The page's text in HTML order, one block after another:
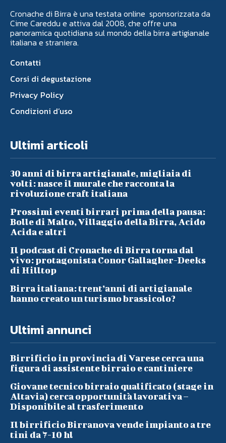
Cronache di Birra è una testata online sponsorizzata da
Cime Careddu e attiva dal 2008, che offre una
panoramica quotidiana sul mondo della birra artigianale
italiana e straniera.
Contatti
Corsi di degustazione
Privacy Policy
Condizioni d’uso
Ultimi articoli
30 anni di birra artigianale, migliaia di
volti: nasce il murale che racconta la
rivoluzione craft italiana
Prossimi eventi birrari prima della pausa:
Bolle di Malto, Villaggio della Birra, Acido
Acida e altri
Il podcast di Cronache di Birra torna dal
vivo: protagonista Conor Gallagher-Deeks
di Hilltop
Birra italiana: trent’anni di artigianale
hanno creato un turismo brassicolo?
Ultimi annunci
Birrificio in provincia di Varese cerca una
figura di assistente birraio e cantiniere
Giovane tecnico birraio qualificato (stage in
Altavia) cerca opportunità lavorativa –
Disponibile al trasferimento
Il birrificio Birranova vende impianto a tre
tini da 7-10 hl